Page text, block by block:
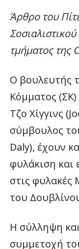
Άρθρο του
τμήματος της
Ο βουλευτής
Κόμματος
Τζο Χίγγινς
σύμβουλος
Daly), έχουν
φυλάκιση και
στις
του
Η σύλληψη
συμμετοχή